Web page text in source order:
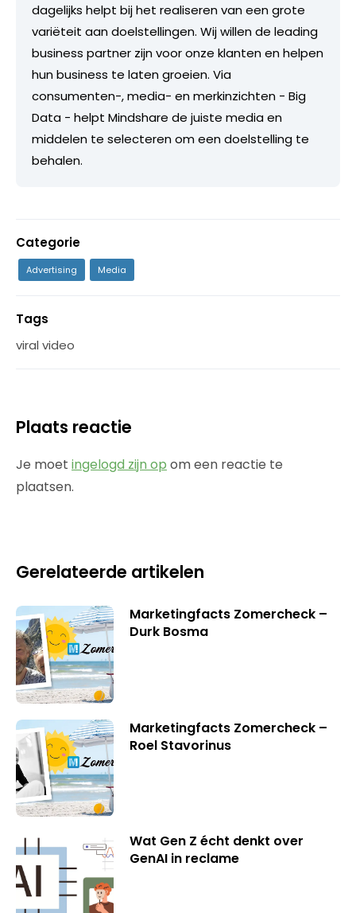
dagelijks helpt bij het realiseren van een grote
variëteit aan doelstellingen. Wij willen de leading
business partner zijn voor onze klanten en helpen
hun business te laten groeien. Via
consumenten-, media- en merkinzichten - Big
Data - helpt Mindshare de juiste media en
middelen te selecteren om een doelstelling te
behalen.
Categorie
Advertising Media
Tags
viral video
Plaats reactie
Je moet ingelogd zijn op om een reactie te
plaatsen.
Gerelateerde artikelen
Marketingfacts Zomercheck –
Durk Bosma
Marketingfacts Zomercheck –
Roel Stavorinus
Wat Gen Z écht denkt over
GenAI in reclame